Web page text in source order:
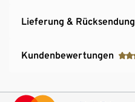
Lieferung & Rücksendung
Kundenbewertungen